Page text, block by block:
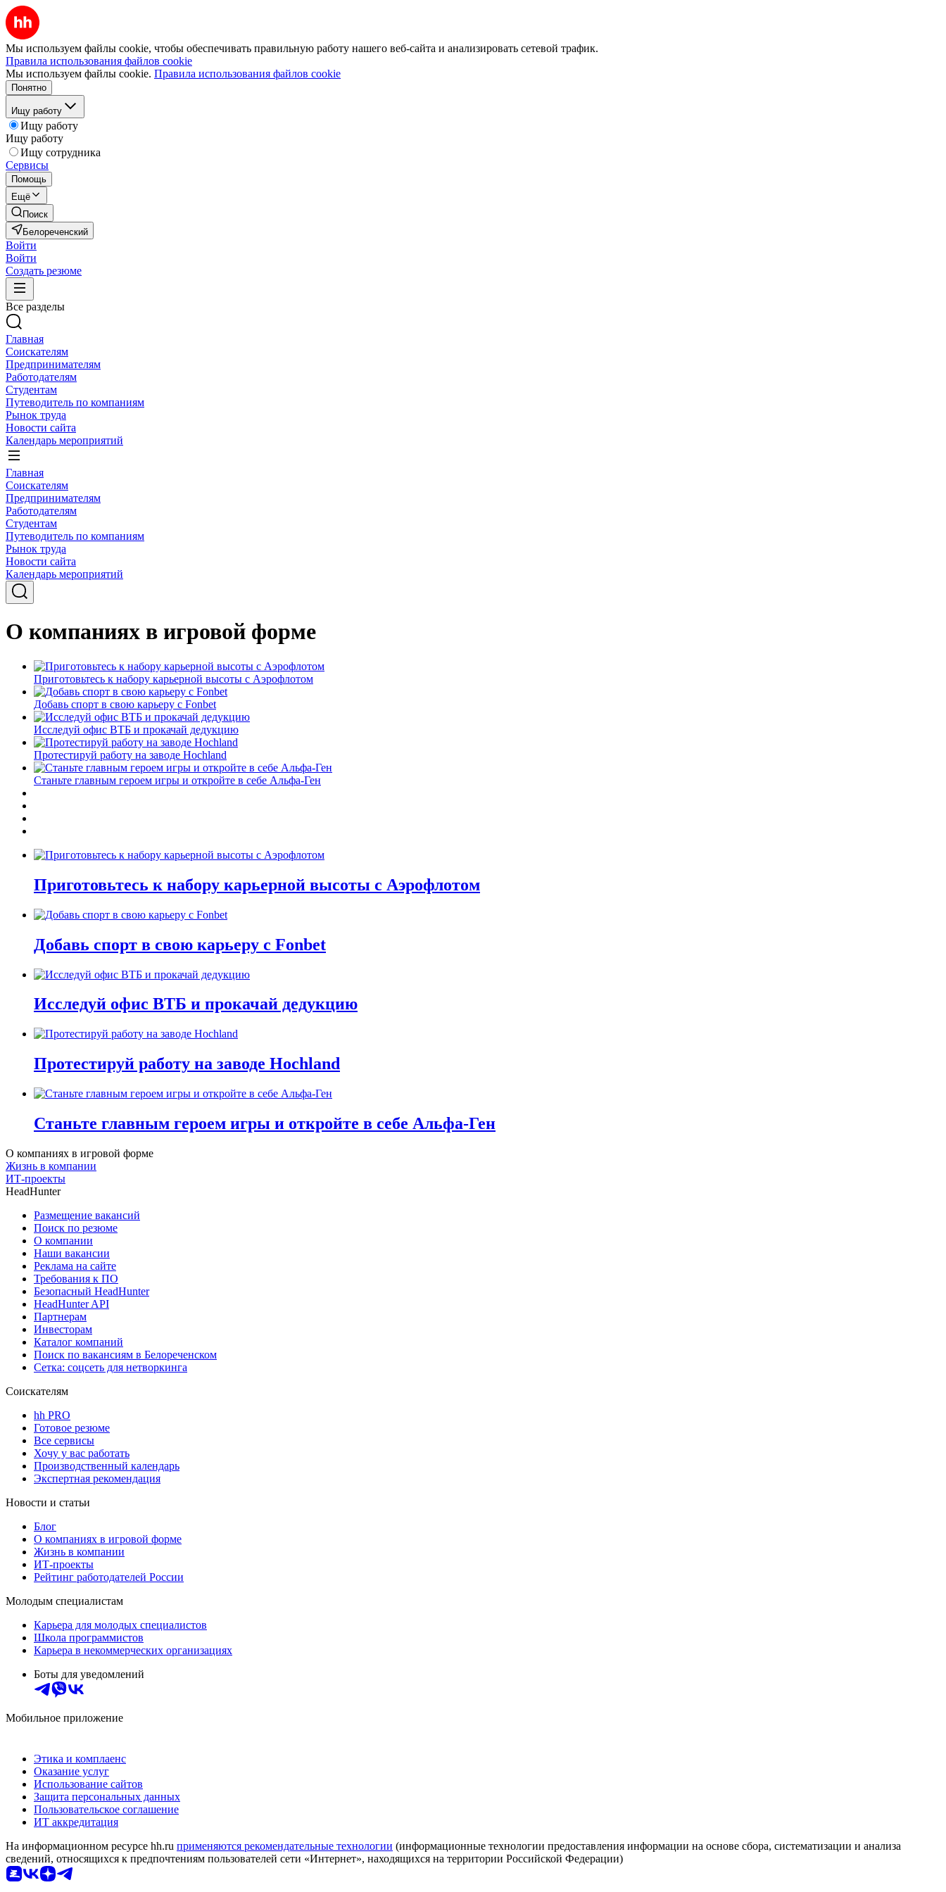
Мы используем файлы cookie, чтобы обеспечивать правильную работу нашего веб-сайта и анализировать сетевой трафик.
Правила использования файлов cookie
Мы используем файлы cookie. Правила использования файлов cookie
Понятно
Ищу работу
Ищу работу
Ищу работу
Ищу сотрудника
Сервисы
Помощь
Ещё
Поиск
Белореченский
Войти
Войти
Создать резюме
Все разделы
Главная
Соискателям
Предпринимателям
Работодателям
Студентам
Путеводитель по компаниям
Рынок труда
Новости сайта
Календарь мероприятий
Главная
Соискателям
Предпринимателям
Работодателям
Студентам
Путеводитель по компаниям
Рынок труда
Новости сайта
Календарь мероприятий
О компаниях в игровой форме
Приготовьтесь к набору карьерной высоты с Аэрофлотом
Добавь спорт в свою карьеру с Fonbet
Исследуй офис ВТБ и прокачай дедукцию
Протестируй работу на заводе Hochland
Станьте главным героем игры и откройте в себе Альфа-Ген
Приготовьтесь к набору карьерной высоты с Аэрофлотом
Добавь спорт в свою карьеру с Fonbet
Исследуй офис ВТБ и прокачай дедукцию
Протестируй работу на заводе Hochland
Станьте главным героем игры и откройте в себе Альфа-Ген
О компаниях в игровой форме
Жизнь в компании
ИТ-проекты
HeadHunter
Размещение вакансий
Поиск по резюме
О компании
Наши вакансии
Реклама на сайте
Требования к ПО
Безопасный HeadHunter
HeadHunter API
Партнерам
Инвесторам
Каталог компаний
Поиск по вакансиям в Белореченском
Сетка: соцсеть для нетворкинга
Соискателям
hh PRO
Готовое резюме
Все сервисы
Хочу у вас работать
Производственный календарь
Экспертная рекомендация
Новости и статьи
Блог
О компаниях в игровой форме
Жизнь в компании
ИТ-проекты
Рейтинг работодателей России
Молодым специалистам
Карьера для молодых специалистов
Школа программистов
Карьера в некоммерческих организациях
Боты для уведомлений
Мобильное приложение
Этика и комплаенс
Оказание услуг
Использование сайтов
Защита персональных данных
Пользовательское соглашение
ИТ аккредитация
На информационном ресурсе hh.ru применяются рекомендательные технологии (информационные технологии предоставления информации на основе сбора, систематизации и анализа
сведений, относящихся к предпочтениям пользователей сети «Интернет», находящихся на территории Российской Федерации)